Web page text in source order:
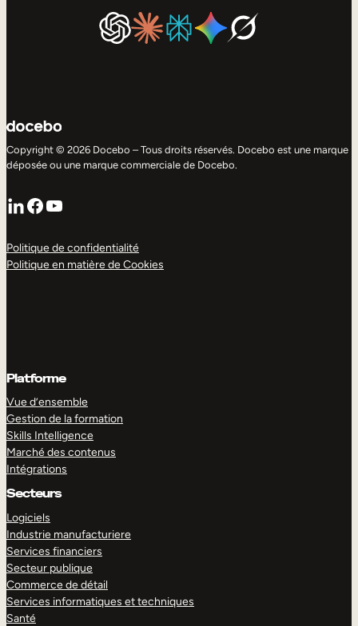
Copyright © 2026 Docebo – Tous droits réservés. Docebo est une marque
déposée ou une marque commerciale de Docebo.
LinkedIn
Facebook
YouTube
Politique de confidentialité
Politique en matière de Cookies
Platforme
Vue d’ensemble
Gestion de la formation
Skills Intelligence
Marché des contenus
Intégrations
Secteurs
Logiciels
Industrie manufacturiere
Services financiers
Secteur publique
Commerce de détail
Services informatiques et techniques
Santé